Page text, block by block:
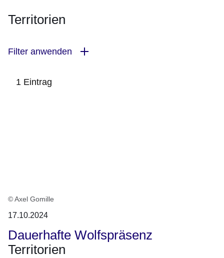
Territorien
Filter anwenden
1 Eintrag
© Axel Gomille
17.10.2024
Dauerhafte Wolfspräsenz
Territorien